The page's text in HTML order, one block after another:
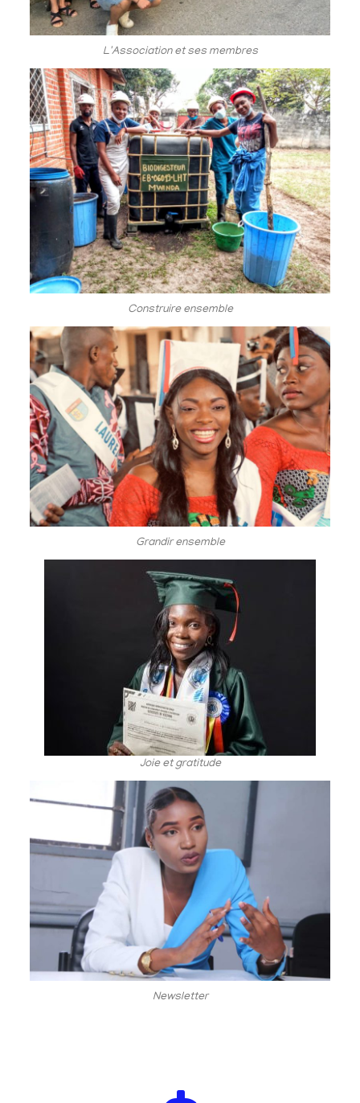
L'Association et ses membres
Construire ensemble
Grandir ensemble
Joie et gratitude
Newsletter